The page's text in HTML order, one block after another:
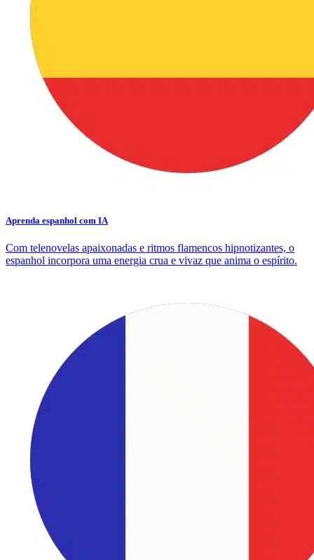
Aprenda espanhol com IA
Com telenovelas apaixonadas e ritmos flamencos hipnotizantes, o
espanhol incorpora uma energia crua e vivaz que anima o espírito.